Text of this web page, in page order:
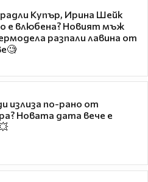
Купър, Ирина Шейк
е влюбена? Новият мъж
разпали лавина от
излиза по-рано от
Новата дата вече е